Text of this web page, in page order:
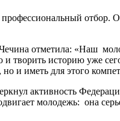
отметила: «Наш
историю уже
и иметь для этого
активность
молодежь: она